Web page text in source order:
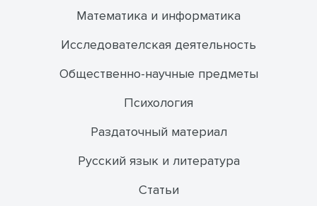
Математика и информатика
Исследователская деятельность
Общественно-научные предметы
Психология
Раздаточный материал
Русский язык и литература
Статьи